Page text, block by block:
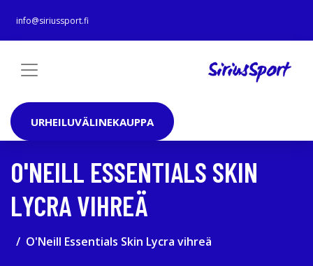
info@siriussport.fi
URHEILUVÄLINEKAUPPA
O'NEILL ESSENTIALS SKIN
LYCRA VIHREÄ
O'Neill Essentials Skin Lycra vihreä